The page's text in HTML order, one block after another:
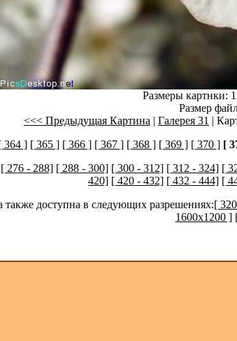
Размеры картнки:
Размер
<<< Предыдущая Картина | Галерея 31 |
364 ] [ 365 ] [ 366 ] [ 367 ] [ 368 ] [ 369 ] [ 370 ] [
[ 276 - 288] [ 288 - 300] [ 300 - 312] [ 312 - 324] [
420] [ 420 - 432] [ 432 - 444] [
также доступна в следующих разрешениях:[
1600x1200 ]